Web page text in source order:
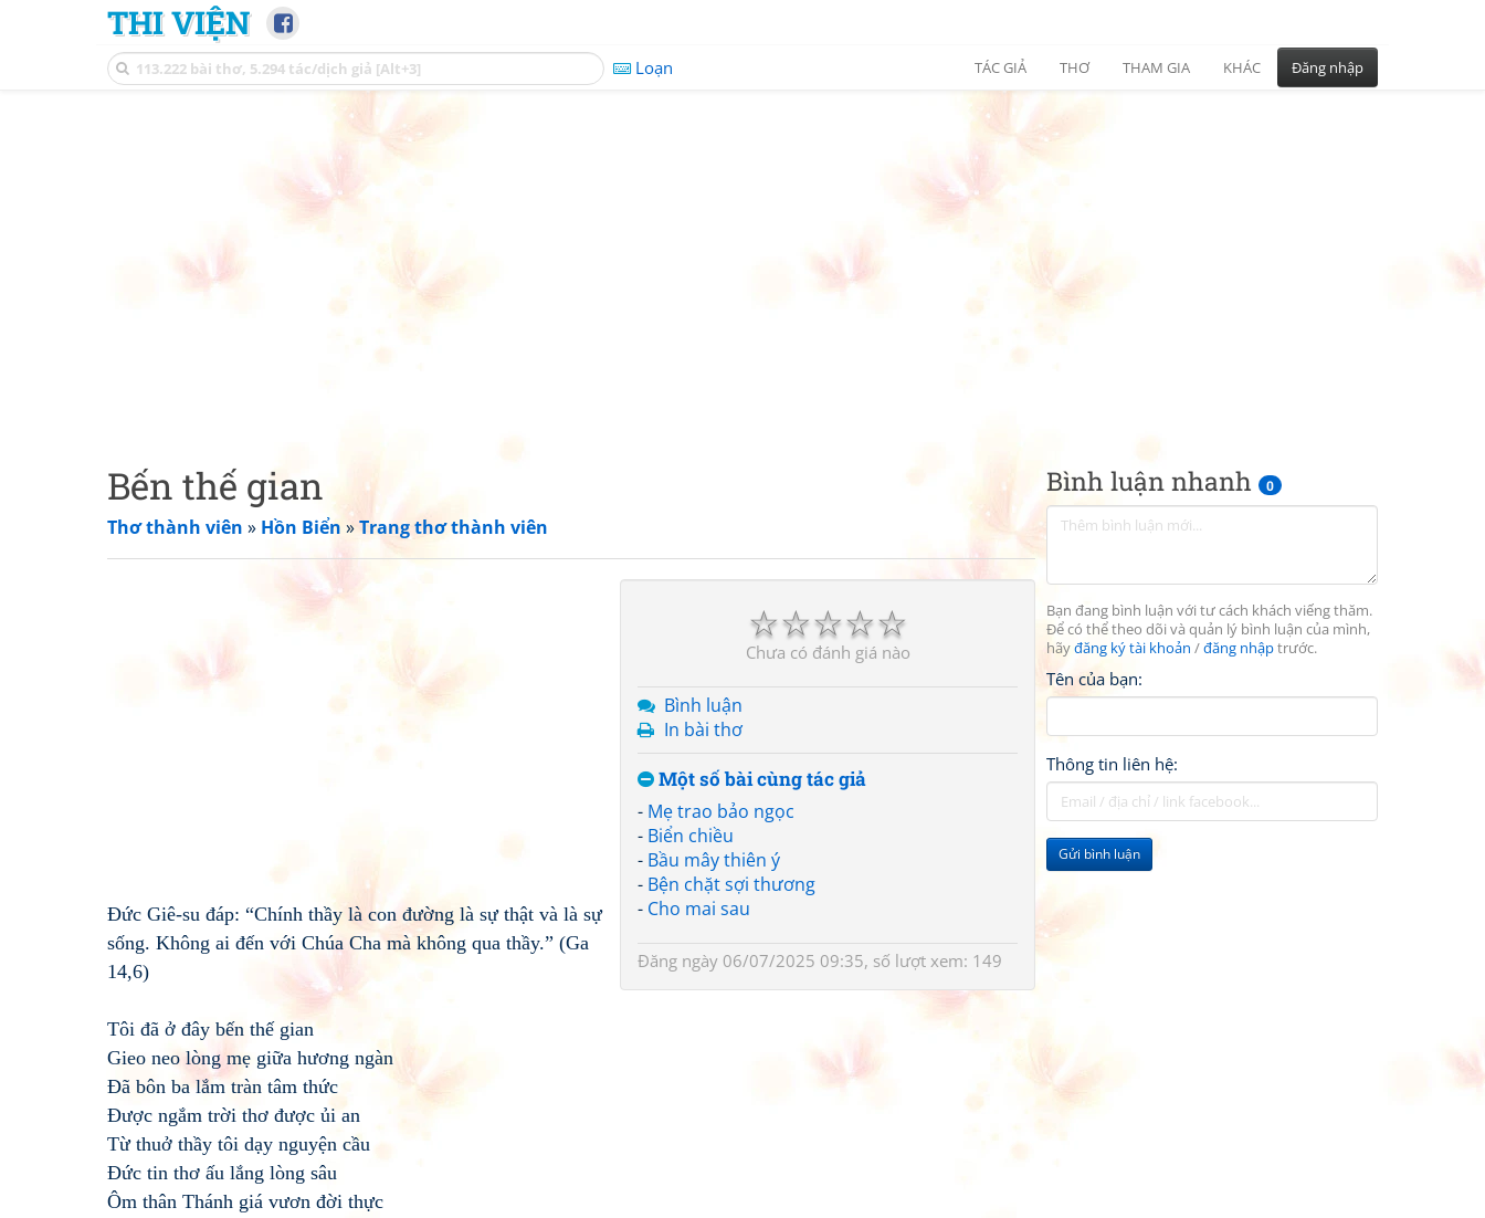
THI VIỆN
Loạn TÁC GIẢ THƠ THAM GIA KHÁC Đăng nhập
Bình luận nhanh 0
Bạn đang bình luận với tư cách khách viếng thăm.
Để có thể theo dõi và quản lý bình luận của mình,
hãyđăng ký tài khoản /đăng nhậptrước.
Tên của bạn:
Thông tin liên hệ:
Gửi bình luận
Bến thế gian
Thơ thành viên » Hồn Biển »Trang thơ thành viên
☆
☆
☆
☆
☆
Chưa có đánh giá nào
Bình luận
In bài thơ
Một số bài cùng tác giả
- Mẹ trao bảo ngọc
- Biển chiều
- Bầu mây thiên ý
- Bện chặt sợi thương
- Cho mai sau
Đăng ngày 06/07/2025 09:35, số lượt xem: 149
Đức Giê-su đáp: “Chính thầy là con đường là sự thật và là sự
sống. Không ai đến với Chúa Cha mà không qua thầy.” (Ga
14,6)
Tôi đã ở đây bến thế gian
Gieo neo lòng mẹ giữa hương ngàn
Đã bôn ba lắm tràn tâm thức
Được ngắm trời thơ được ủi an
Từ thuở thầy tôi dạy nguyện cầu
Đức tin thơ ấu lắng lòng sâu
Ôm thân Thánh giá vươn đời thực